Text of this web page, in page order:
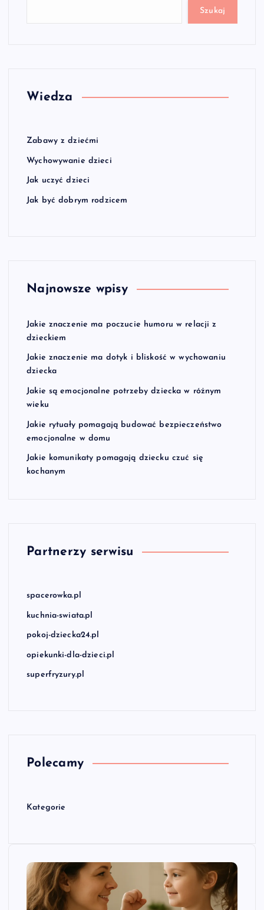
Szukaj
Wiedza
Zabawy z dziećmi
Wychowywanie dzieci
Jak uczyć dzieci
Jak być dobrym rodzicem
Najnowsze wpisy
Jakie znaczenie ma poczucie humoru w relacji z
dzieckiem
Jakie znaczenie ma dotyk i bliskość w wychowaniu
dziecka
Jakie są emocjonalne potrzeby dziecka w różnym
wieku
Jakie rytuały pomagają budować bezpieczeństwo
emocjonalne w domu
Jakie komunikaty pomagają dziecku czuć się
kochanym
Partnerzy serwisu
spacerowka.pl
kuchnia-swiata.pl
pokoj-dziecka24.pl
opiekunki-dla-dzieci.pl
superfryzury.pl
Polecamy
Kategorie